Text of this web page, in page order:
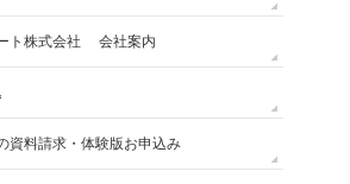
ト株式会社 会社案内
資料請求・体験版お申込み